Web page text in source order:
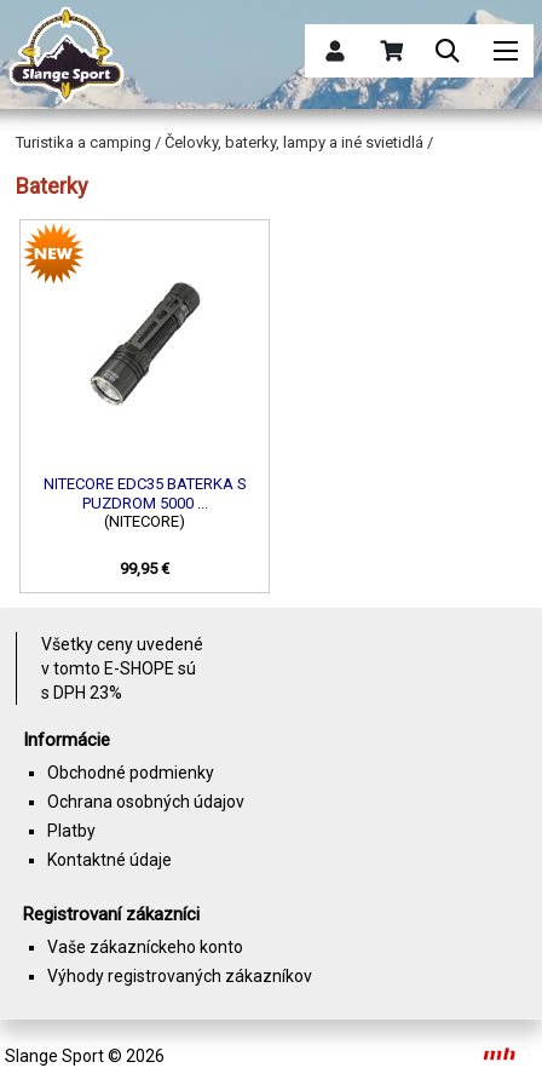
Turistika a camping / Čelovky, baterky, lampy a iné svietidlá /
Baterky
NITECORE EDC35 BATERKA S
PUZDROM 5000 ...
(NITECORE)
99,95 €
Všetky ceny uvedené
v tomto E-SHOPE sú
s DPH 23%
Informácie
Obchodné podmienky
Ochrana osobných údajov
Platby
Kontaktné údaje
Registrovaní zákazníci
Vaše zákazníckeho konto
Výhody registrovaných zákazníkov
Slange Sport© 2026